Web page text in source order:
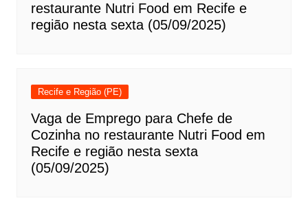
restaurante Nutri Food em Recife e
região nesta sexta (05/09/2025)
Recife e Região (PE)
Vaga de Emprego para Chefe de
Cozinha no restaurante Nutri Food em
Recife e região nesta sexta
(05/09/2025)